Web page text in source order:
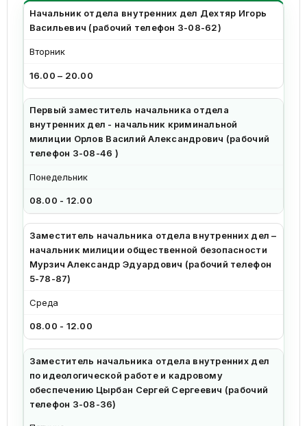
Начальник отдела внутренних дел Дехтяр Игорь
Васильевич (рабочий телефон 3-08-62)
Вторник
16.00 – 20.00
Первый заместитель начальника отдела
внутренних дел - начальник криминальной
милиции Орлов Василий Александрович (рабочий
телефон 3-08-46 )
Понедельник
08.00 - 12.00
Заместитель начальника отдела внутренних дел –
начальник милиции общественной безопасности
Мурзич Александр Эдуардович (рабочий телефон
5-78-87)
Среда
08.00 - 12.00
Заместитель начальника отдела внутренних дел
по идеологической работе и кадровому
обеспечению Цырбан Сергей Сергеевич (рабочий
телефон 3-08-36)